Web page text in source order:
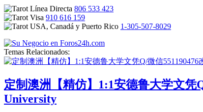
806 533 423
910 616 159
1-305-507-8029
Temas Relacionados:
定制澳洲【精仿】1:1安德鲁大学文凭
University